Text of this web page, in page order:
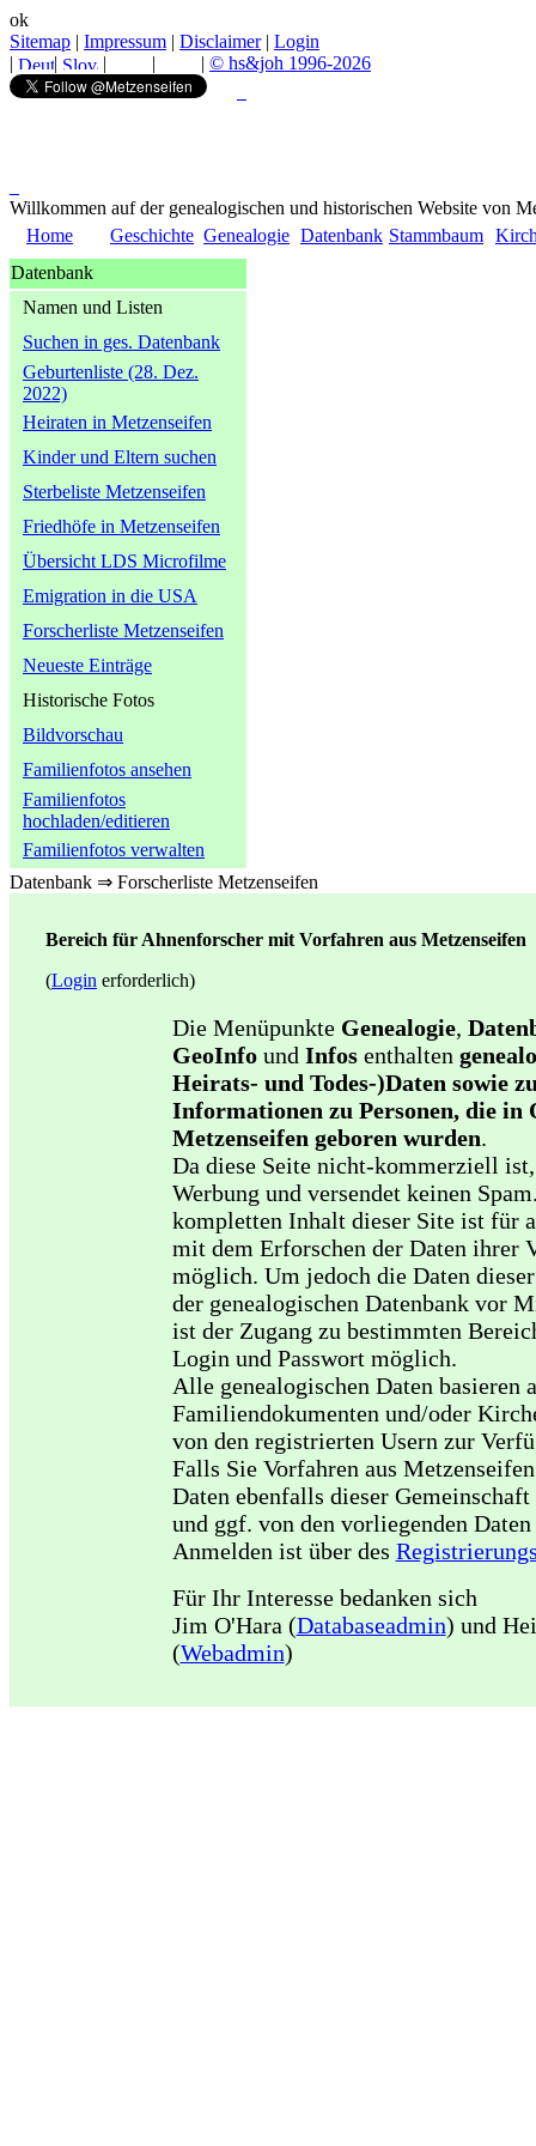
ok
Sitemap | Impressum | Disclaimer| Login
|
| | | | © hs&joh 1996-2026
Willkommen auf der genealogischen und historischen Website von
Home
Geschichte Genealogie Datenbank Stammbaum
Datenbank
Namen und Listen
Suchen in ges. Datenbank
Geburtenliste (28. Dez.
2022)
Heiraten in Metzenseifen
Kinder und Eltern suchen
Sterbeliste Metzenseifen
Friedhöfe in Metzenseifen
Übersicht LDS Microfilme
Emigration in die USA
Forscherliste Metzenseifen
Neueste Einträge
Historische Fotos
Bildvorschau
Familienfotos ansehen
Familienfotos
hochladen/editieren
Familienfotos verwalten
Datenbank ⇒ Forscherliste Metzenseifen
Bereich für Ahnenforscher mit Vorfahren aus Metzenseifen
(Login erforderlich)
Die Menüpunkte Genealogie,
GeoInfound Infosenthalten
Heirats- und Todes-)Daten sowie
Informationen zu Personen, die in
Metzenseifen geboren wurden.
Da diese Seite nicht-kommerziell
Werbung und versendet keinen
kompletten Inhalt dieser Site ist für
mit dem Erforschen der Daten ihrer
möglich. Um jedoch die Daten
der genealogischen Datenbank vor
ist der Zugang zu bestimmten
Login und Passwort möglich.
Alle genealogischen Daten basieren
Familiendokumenten und/oder
von den registrierten Usern zur
Falls Sie Vorfahren aus
Daten ebenfalls dieser
und ggf. von den vorliegenden
Anmelden ist über des
Für Ihr Interesse bedanken sich
Jim O'Hara (Databaseadmin) und
(Webadmin)